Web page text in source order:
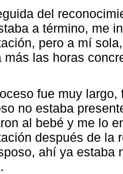
del
a término, me
pero a mí
más las horas
fue muy
no estaba
al bebé y me lo
después de la
ahí ya estaba